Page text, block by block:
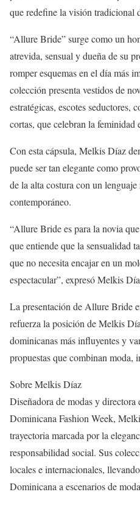
que redefine la visión tradicional
“Allure Bride” surge como un
atrevida, sensual y dueña de su
romper esquemas en el día más
colección presenta vestidos de
estratégicas, escotes seductores,
cortas, que celebran la feminidad
Con esta cápsula, Melkis Díaz
puede ser tan elegante como
de la alta costura con un
contemporáneo.
“Allure Bride es para la novia
que entiende que la sensualidad
que no necesita encajar en un
espectacular”, expresó Melkis
La presentación de Allure Bride
refuerza la posición de Melkis
dominicanas más influyentes y
propuestas que combinan moda,
Sobre Melkis Díaz
Diseñadora de modas y
Dominicana Fashion Week,
trayectoria marcada por la
responsabilidad social. Sus
locales e internacionales,
Dominicana a escenarios de